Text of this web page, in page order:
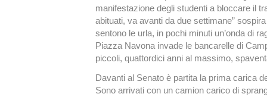
manifestazione degli studenti a bloccare il
abituati, va avanti da due settimane”
sentono le urla, in pochi minuti un’onda di
Piazza Navona invade le bancarelle di
piccoli, quattordici anni al massimo,
Davanti al Senato è partita la prima carica
Sono arrivati con un camion carico di